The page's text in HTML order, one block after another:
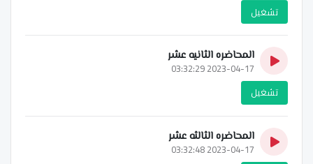
تشغيل
المحاضره الثانيه عشر
2023-04-17 03:32:29
تشغيل
المحاضره الثالثه عشر
2023-04-17 03:32:48